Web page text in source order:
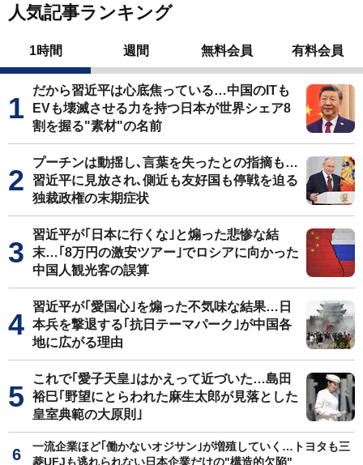
人気記事ランキング
1時間 週間 無料会員 有料会員
だから習近平は心底焦っている…中国のITも
EVも壊滅させる力を持つ日本が世界シェア8
割を握る"素材"の名前
プーチンは動揺し､言葉を失ったとの指摘も…
習近平に見放され､側近も友好国も停戦を迫る
独裁政権の末期症状
習近平が｢日本に行くな｣と煽った悲惨な結
末…｢8万円の激安ツアー｣でロシアに向かった
中国人観光客の誤算
習近平が｢愛国心｣を煽った不気味な結果…日
本兵を撃退する｢抗日テーマパーク｣が中国各
地に広がる理由
これで｢愛子天皇｣はかえって近づいた…島田
裕巳｢野望にとらわれた麻生太郎が見落とした
皇室典範の大原則｣
一流企業ほど｢働かないオジサン｣が増殖していく…トヨタも三
菱UFJも逃れられない日本企業だけの"構造的欠陥"